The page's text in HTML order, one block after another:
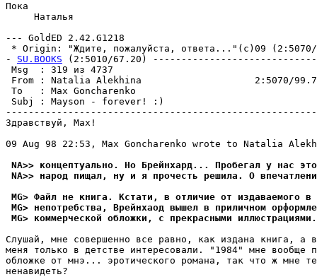
Пока
     Hаталья
--- GoldED 2.42.G1218
* Origin: "Ждите, пожалуйста, ответа..."(с)09
- SU.BOOKS (2:5010/67.20)
Msg  : 319
From : Natalia Alekhina                    2:5070/99.7
To   : Max Goncharenko
Subj : Mayson -
Здравствуй, Max!
09 Aug 98 22:53, Max Goncharenko wrote to Natalia
NA>> концептуально. Но Брейнхард... Пробегал у нас
NA>> народ пищал, ну и я прочесть решила. О
MG> Файл не книга. Кстати, в отличие от издаваемого в
MG> непотребства, Врейнхаод вышел в приличном
MG> коммерческой обложки, с прекрасными иллюстpациями.
Слушай, мне совершенно все равно, как издана книга, а
меня только в детстве интересовали. "1984" мне вообще
обложке от мнэ... эротического романа, так что ж мне
ненавидеть?